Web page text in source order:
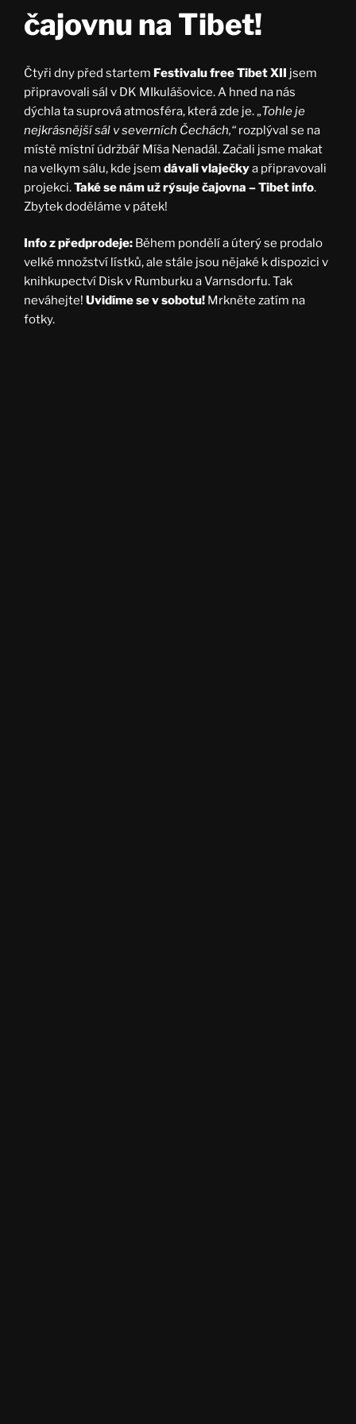
čajovnu na Tibet!
Čtyři dny před startem Festivalu free Tibet XII jsem
připravovali sál v DK MIkulášovice. A hned na nás
dýchla ta suprová atmosféra, která zde je. „Tohle je
nejkrásnější sál v severních Čechách,“ rozplýval se na
místě místní údržbář Míša Nenadál. Začali jsme makat
na velkym sálu, kde jsem dávali vlaječkya připravovali
projekci.Také se nám už rýsuje čajovna – Tibet info.
Zbytek doděláme v pátek!
Info z předprodeje: Během pondělí a úterý se prodalo
velké množství lístků, ale stále jsou nějaké k dispozici v
knihkupectví Disk v Rumburku a Varnsdorfu. Tak
neváhejte! Uvidíme se v sobotu! Mrkněte zatím na
fotky.